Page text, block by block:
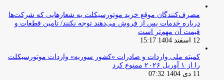
مصرف‌کنندگان موقع خرید موتورسیکلت به شعارهایی که شرکت‌ها
درباره خدمات پس از فروش می‌دهند توجه نکنند/ تامین قطعات و
قیمت آن مهم‌تر است
12 اسفند 1404 15:17
کمیته ملی واردات و صادرات «کشور سوریه» واردات موتورسیکلت
را از ۱ آوریل ۲۰۲۶ ممنوع کرد
11 دی 1404 07:32